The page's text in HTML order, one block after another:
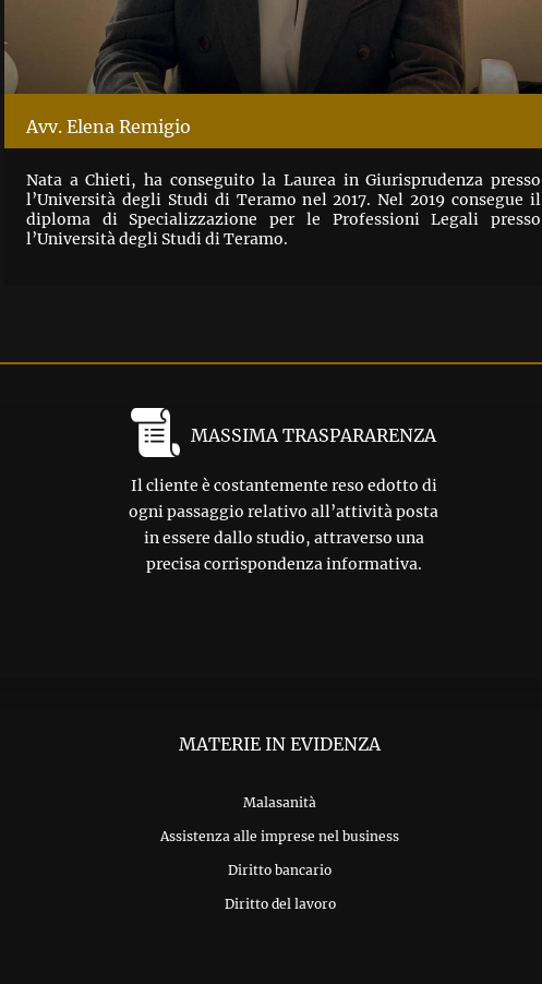
Avv. Elena Remigio
Nata a Chieti, ha conseguito la Laurea in Giurisprudenza presso
l’Università degli Studi di Teramo nel 2017. Nel 2019 consegue il
diploma di Specializzazione per le Professioni Legali presso
l’Università degli Studi di Teramo.
MASSIMA TRASPARARENZA
Il cliente è costantemente reso edotto di
ogni passaggio relativo all’attività posta
in essere dallo studio, attraverso una
precisa corrispondenza informativa.
MATERIE IN EVIDENZA
Malasanità
Assistenza alle imprese nel business
Diritto bancario
Diritto del lavoro